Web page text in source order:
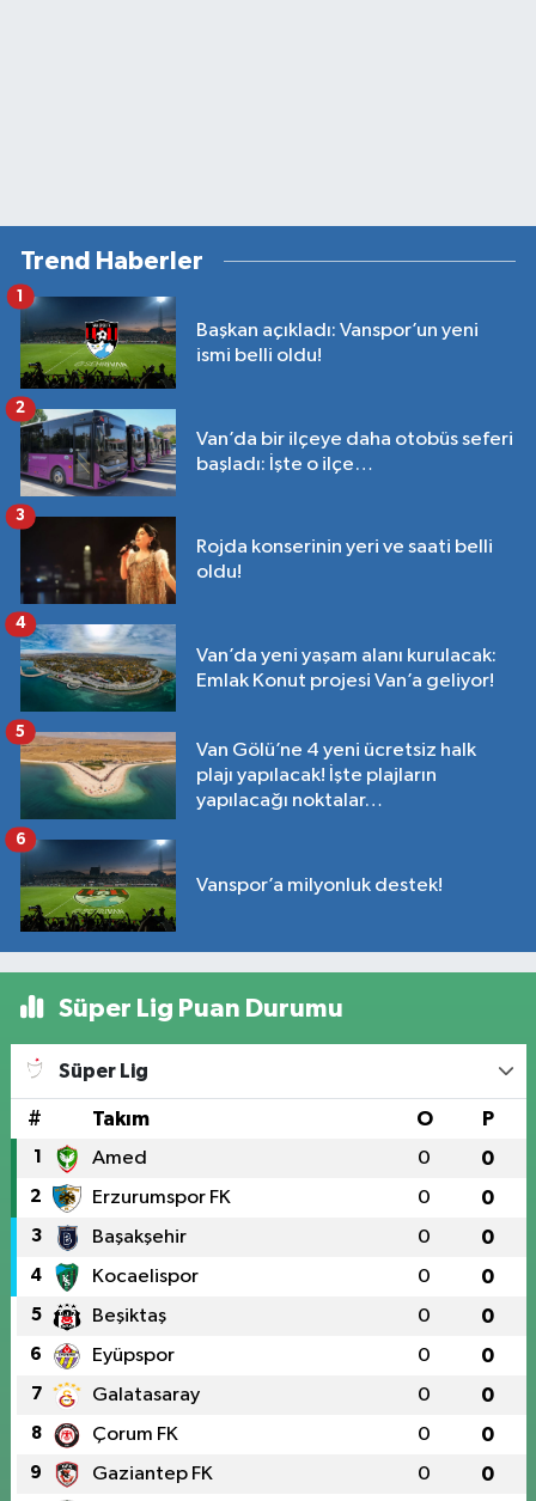
Trend Haberler
Başkan açıkladı: Vanspor’un yeni
ismi belli oldu!
1
Van’da bir ilçeye daha otobüs seferi
başladı: İşte o ilçe…
2
Rojda konserinin yeri ve saati belli
oldu!
3
Van’da yeni yaşam alanı kurulacak:
Emlak Konut projesi Van’a geliyor!
4
Van Gölü’ne 4 yeni ücretsiz halk
plajı yapılacak! İşte plajların
yapılacağı noktalar…
5
Vanspor’a milyonluk destek!
6
Süper Lig Puan Durumu
Süper Lig
# Takım O P
1 Amed 0 0
2 Erzurumspor FK 0 0
3 Başakşehir 0 0
4 Kocaelispor 0 0
5 Beşiktaş 0 0
6 Eyüpspor 0 0
7 Galatasaray 0 0
8 Çorum FK 0 0
9 Gaziantep FK 0 0